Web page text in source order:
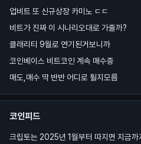
업비트 또 신규상장 카미노 ㄷㄷ
비트가 진짜 이 시나리오대로 가줄까?
클래리티 9월로 연기된거보니까
코인베이스 비트코인 계속 매수중
매도,매수 딱 반반 어디로 튈지모름
코인피드